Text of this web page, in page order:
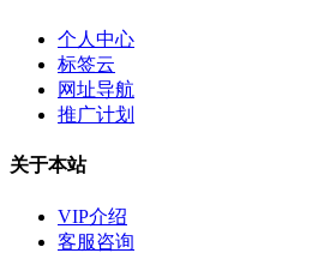
个人中心
标签云
网址导航
推广计划
关于本站
VIP介绍
客服咨询